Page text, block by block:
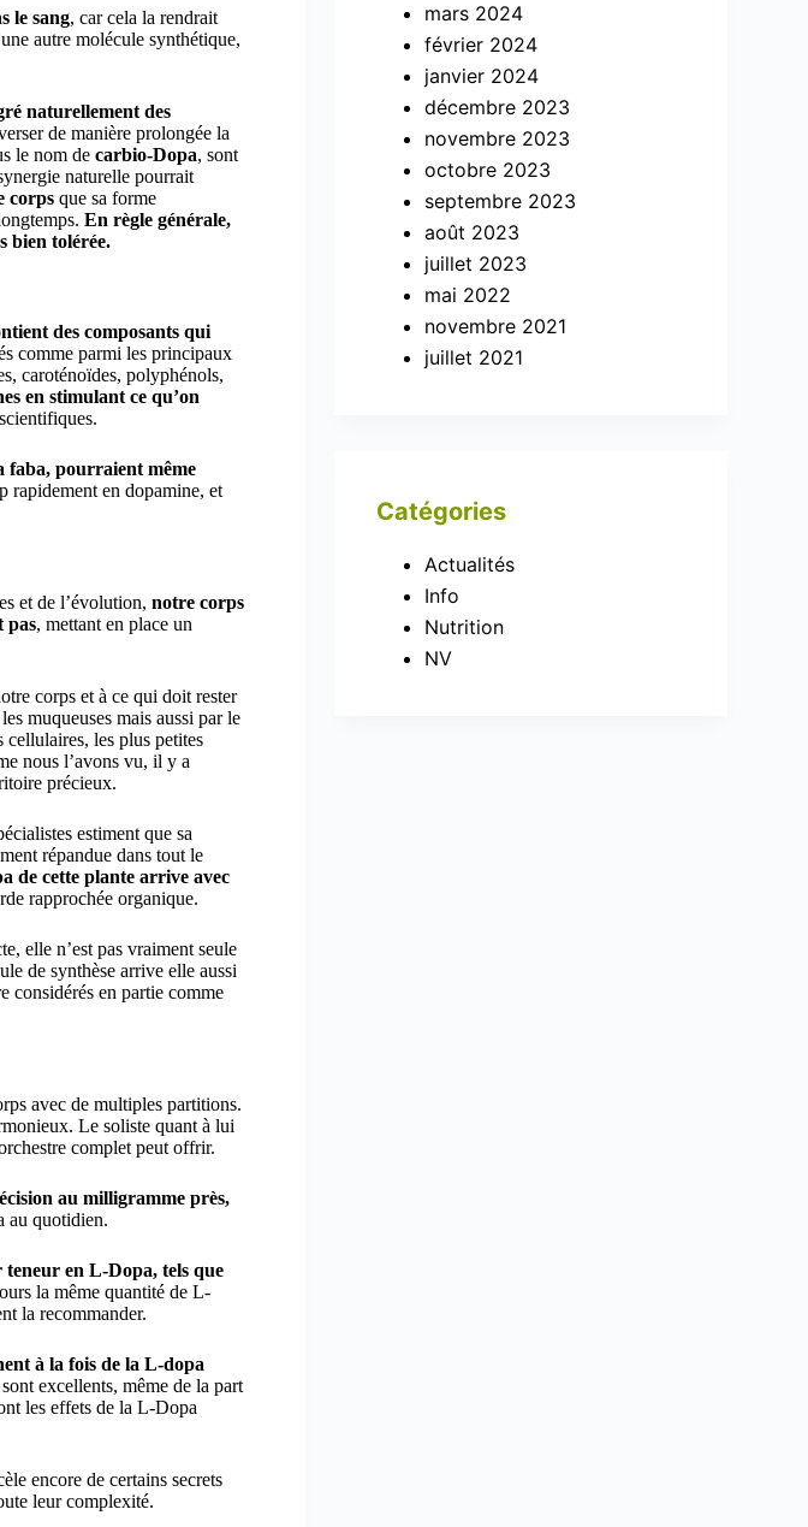
le sang, car cela la rendrait
autre molécule synthétique,
naturellement des
de manière prolongée la
le nom decarbio-Dopa, sont
naturelle pourrait
corps que sa forme
En règle générale,
bien tolérée.
des composants qui
comme parmi les principaux
caroténoïdes, polyphénols,
en stimulant ce qu’on
faba, pourraient même
rapidement en dopamine, et
et de l’évolution,notre corps
pas, mettant en place un
corps et à ce qui doit rester
muqueuses mais aussi par le
cellulaires, les plus petites
nous l’avons vu, il y a
précieux.
estiment que sa
répandue dans tout le
de cette plante arrive avec
rapprochée organique.
elle n’est pas vraiment seule
de synthèse arrive elle aussi
considérés en partie comme
avec de multiples partitions.
Le soliste quant à lui
complet peut offrir.
au milligramme près,
au quotidien.
teneur en L-Dopa, tels que
la même quantité de L-
la recommander.
à la fois de la L-dopa
excellents, même de la part
les effets de la L-Dopa
encore de certains secrets
leur complexité.
mars 2024
février 2024
janvier 2024
décembre 2023
novembre 2023
octobre 2023
septembre 2023
août 2023
juillet 2023
mai 2022
novembre 2021
juillet 2021
Catégories
Actualités
Info
Nutrition
NV